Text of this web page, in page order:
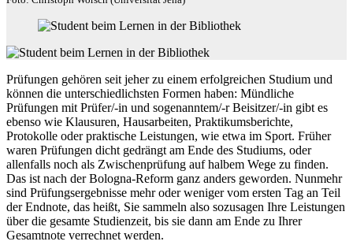
Prüfungen gehören seit jeher zu einem erfolgreichen Studium und
können die unterschiedlichsten Formen haben: Mündliche
Prüfungen mit Prüfer/-in und sogenanntem/-r Beisitzer/-in gibt es
ebenso wie Klausuren, Hausarbeiten, Praktikumsberichte,
Protokolle oder praktische Leistungen, wie etwa im Sport. Früher
waren Prüfungen dicht gedrängt am Ende des Studiums, oder
allenfalls noch als Zwischenprüfung auf halbem Wege zu finden.
Das ist nach der Bologna-Reform ganz anders geworden. Nunmehr
sind Prüfungsergebnisse mehr oder weniger vom ersten Tag an Teil
der Endnote, das heißt, Sie sammeln also sozusagen Ihre Leistungen
über die gesamte Studienzeit, bis sie dann am Ende zu Ihrer
Gesamtnote verrechnet werden.